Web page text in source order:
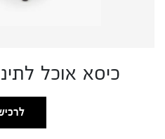
כיסא אוכל